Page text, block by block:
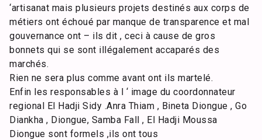
‘artisanat mais plusieurs projets destinés aux corps de
métiers ont échoué par manque de transparence et mal
gouvernance ont – ils dit , ceci à cause de gros
bonnets qui se sont illégalement accaparés des
marchés.
Rien ne sera plus comme avant ont ils martelé.
Enfin les responsables à l ‘ image du coordonnateur
regional El Hadji Sidy .Anra Thiam , Bineta Diongue , Go
Diankha , Diongue, Samba Fall , El Hadji Moussa
Diongue sont formels ,ils ont tous